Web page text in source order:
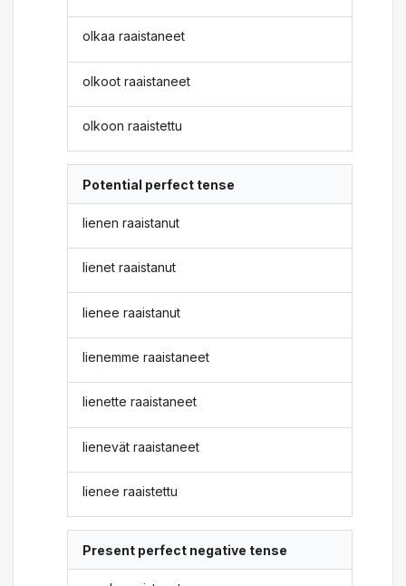
olkaa raaistaneet
olkoot raaistaneet
olkoon raaistettu
Potential perfect tense
lienen raaistanut
lienet raaistanut
lienee raaistanut
lienemme raaistaneet
lienette raaistaneet
lienevät raaistaneet
lienee raaistettu
Present perfect negative tense